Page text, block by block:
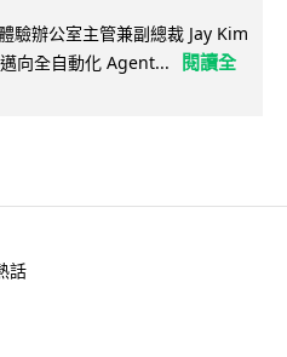
驗辦公室主管兼副總裁 Jay Kim
向全自動化 Agent...
閱讀全
話